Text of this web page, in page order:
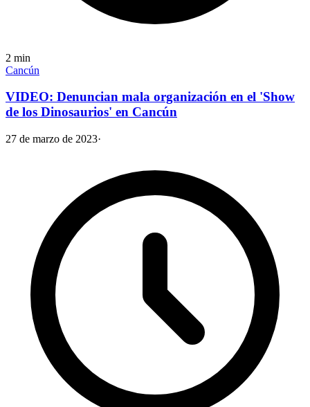
2 min
Cancún
VIDEO: Denuncian mala organización en el 'Show
de los Dinosaurios' en Cancún
27 de marzo de 2023·